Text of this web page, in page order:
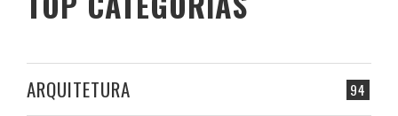
94
ARQUITETURA